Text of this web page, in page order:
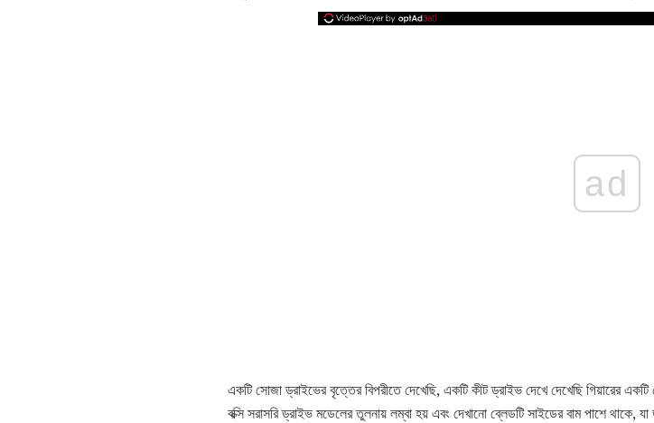
ad
একটি সোজা ড্রাইভের বৃত্তের বিপরীতে দেখেছি, একটি কীট ড্রাইভ দেখে দেখেছি গিয়ারের
বক্সি সরাসরি ড্রাইভ মডেলের তুলনায় লম্বা হয় এবং দেখানো ব্লেডটি সাইডের বাম পাশে থাকে,